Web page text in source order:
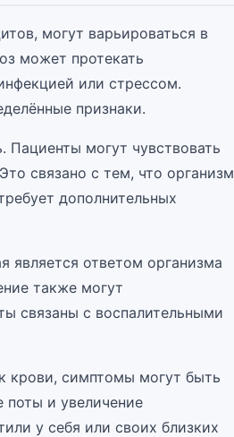
могут варьироваться в
может протекать
или стрессом.
признаки.
могут чувствовать
связано с тем, что организм
дополнительных
является ответом организма
также могут
связаны с воспалительными
крови, симптомы могут быть
и увеличение
у себя или своих близких